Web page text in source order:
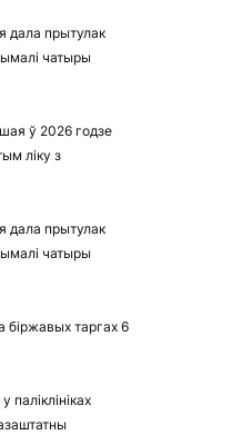
дала прытулак
чатыры
ў 2026 годзе
ліку з
дала прытулак
чатыры
біржавых таргах 6